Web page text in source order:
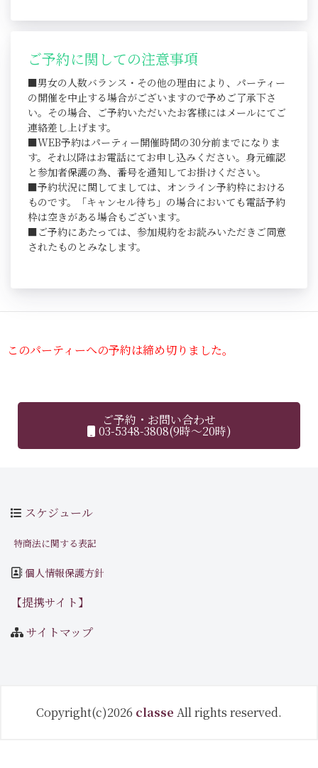
ご予約に関しての注意事項
■男女の人数バランス・その他の理由により、パーティー
の開催を中止する場合がございますので予めご了承下さ
い。その場合、ご予約いただいたお客様にはメールにてご
連絡差し上げます。
■WEB予約はパーティー開催時間の30分前までになりま
す。それ以降はお電話にてお申し込みください。身元確認
と参加者保護の為、番号を通知してお掛けください。
■予約状況に関してましては、オンライン予約枠における
ものです。「キャンセル待ち」の場合においても電話予約
枠は空きがある場合もございます。
■ご予約にあたっては、参加規約をお読みいただきご同意
されたものとみなします。
このパーティーへの予約は締め切りました。
ご予約・お問い合わせ
03-5348-3808(9時～20時)
スケジュール
特商法に関する表記
個人情報保護方針
【提携サイト】
サイトマップ
Copyright(c)2026 classe All rights reserved.